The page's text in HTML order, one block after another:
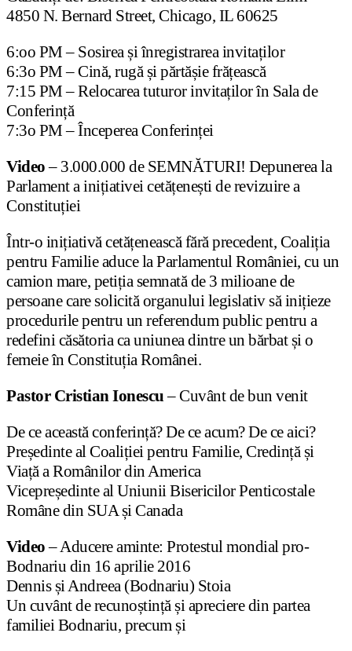
4850 N. Bernard Street, Chicago, IL 60625
6:oo PM – Sosirea și înregistrarea invitaților
6:3o PM – Cină, rugă și părtășie frățească
7:15 PM – Relocarea tuturor invitaților în Sala de
Conferință
7:3o PM – Începerea Conferinței
Video– 3.000.000 de SEMNĂTURI! Depunerea la
Parlament a inițiativei cetățenești de revizuire a
Constituției
Într-o inițiativă cetățenească fără precedent, Coaliția
pentru Familie aduce la Parlamentul României, cu un
camion mare, petiția semnată de 3 milioane de
persoane care solicită organului legislativ să inițieze
procedurile pentru un referendum public pentru a
redefini căsătoria ca uniunea dintre un bărbat și o
femeie în Constituția Românei.
Pastor Cristian Ionescu– Cuvânt de bun venit
De ce această conferință? De ce acum? De ce aici?
Președinte al Coaliției pentru Familie, Credință și
Viață a Românilor din America
Vicepreședinte al Uniunii Bisericilor Penticostale
Române din SUA și Canada
Video– Aducere aminte: Protestul mondial pro-
Bodnariu din 16 aprilie 2016
Dennis și Andreea (Bodnariu) Stoia
Un cuvânt de recunoștință și apreciere din partea
familiei Bodnariu, precum și